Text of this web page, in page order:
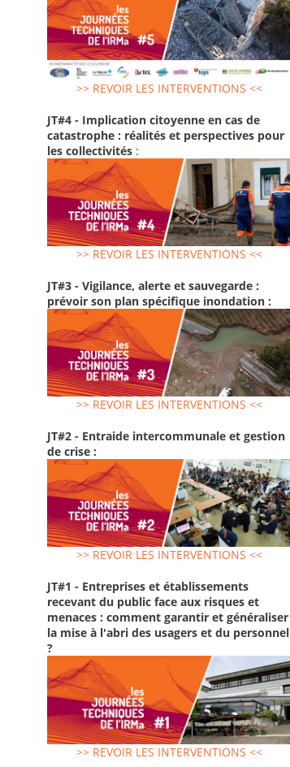
>> REVOIR LES INTERVENTIONS <<
JT#4 - Implication citoyenne en cas de
catastrophe : réalités et perspectives pour
les collectivités :
>> REVOIR LES INTERVENTIONS <<
JT#3 - Vigilance, alerte et sauvegarde :
prévoir son plan spécifique inondation :
>> REVOIR LES INTERVENTIONS <<
JT#2 - Entraide intercommunale et gestion
de crise :
>> REVOIR LES INTERVENTIONS <<
JT#1 - Entreprises et établissements
recevant du public face aux risques et
menaces : comment garantir et généraliser
la mise à l'abri des usagers et du personnel
?
>> REVOIR LES INTERVENTIONS <<